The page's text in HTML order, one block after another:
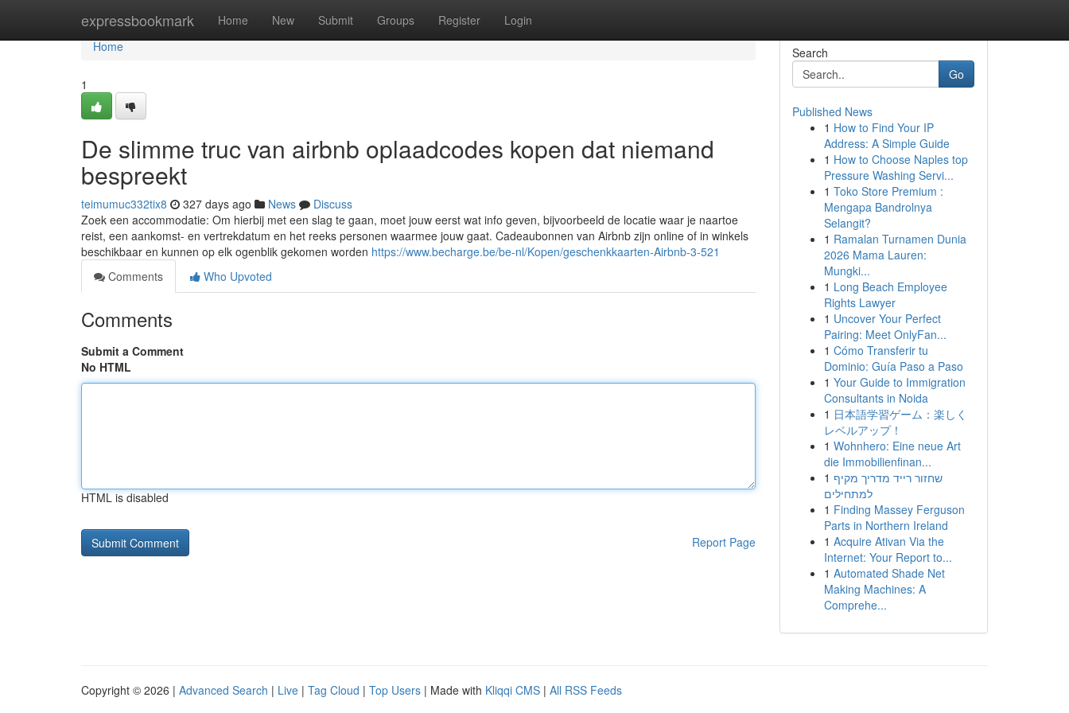
expressbookmark Home New Submit Groups Register Login
Home
Home
1
De slimme truc van airbnb oplaadcodes kopen dat niemand
bespreekt
teimumuc332tix8 327 days ago News
Discuss
Zoek een accommodatie: Om hierbij met een slag te gaan, moet jouw eerst wat info geven, bijvoorbeeld de locatie waar je naartoe
reist, een aankomst- en vertrekdatum en het reeks personen waarmee jouw gaat. Cadeaubonnen van Airbnb zijn online of in winkels
beschikbaar en kunnen op elk ogenblik gekomen worden https://www.becharge.be/be-nl/Kopen/geschenkkaarten-Airbnb-3-521
Comments
Who Upvoted
Comments
Submit a Comment
No HTML
HTML is disabled
Report Page
Search
Go
Published News
1 How to Find Your IP
Address: A Simple Guide
1 How to Choose Naples top
Pressure Washing Servi...
1 Toko Store Premium :
Mengapa Bandrolnya
Selangit?
1 Ramalan Turnamen Dunia
2026 Mama Lauren:
Mungki...
1 Long Beach Employee
Rights Lawyer
1 Uncover Your Perfect
Pairing: Meet OnlyFan...
1 Cómo Transferir tu
Dominio: Guía Paso a Paso
1 Your Guide to Immigration
Consultants in Noida
1 日本語学習ゲーム：楽しく
レベルアップ！
1 Wohnhero: Eine neue Art
die Immobilienfinan...
1 שחזור רייד מדריך מקיף
למתחילים
1 Finding Massey Ferguson
Parts in Northern Ireland
1 Acquire Ativan Via the
Internet: Your Report to...
1 Automated Shade Net
Making Machines: A
Comprehe...
Copyright © 2026 | Advanced Search | Live | Tag Cloud | Top Users | Made with Kliqqi CMS | All RSS Feeds